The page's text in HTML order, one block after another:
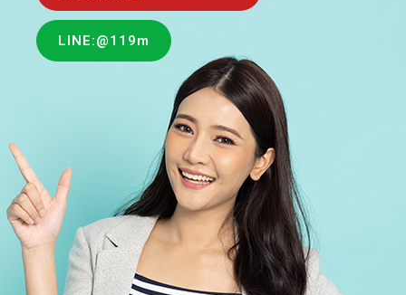
LINE:@119m